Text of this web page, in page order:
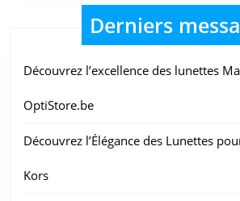
Derniers
Découvrez l’excellence des lunettes
OptiStore.be
Découvrez l’Élégance des Lunettes
Kors